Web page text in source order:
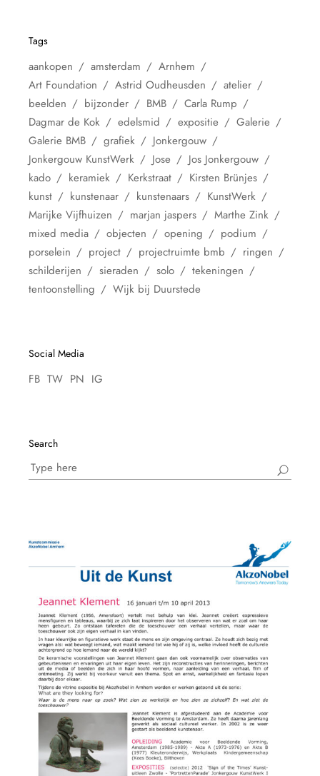
Tags
aankopen amsterdam
Arnhem
Art Foundation
Astrid Oudheusden
atelier
beelden
bijzonder BMB
Carla Rump
Dagmar de Kok
edelsmid expositie
Galerie
Galerie BMB
grafiek
Jonkergouw
Jonkergouw KunstWerk
Jose
Jos Jonkergouw
kado
keramiek Kerkstraat
Kirsten Brünjes
kunst
kunstenaar kunstenaars
KunstWerk
Marijke Vijfhuizen
marjan jaspers
Marthe Zink
mixed media
objecten opening
podium
porselein
project projectruimte bmb
ringen
schilderijen
sieraden solo
tekeningen
tentoonstelling
Wijk bij Duurstede
Social Media
FB TW PN IG
Search
Search
for: